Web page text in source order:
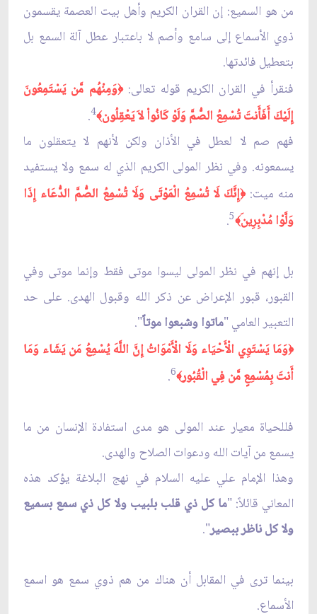
من هو السميع: إن القران الكريم وأهل بيت العصمة يقسمون
ذوي الأسماع إلى سامع وأصم لا باعتبار عطل آلة السمع بل
بتعطيل فائدتها.
فنقرأ في القران الكريم قوله تعالى:﴿وَمِنْهُم مَّن يَسْتَمِعُونَ
إِلَيْكَ أَفَأَنتَ تُسْمِعُ الصُّمَّ وَلَوْ كَانُواْ لاَ يَعْقِلُون﴾4
.
فهم صم لا لعطل في الأذان ولكن لأنهم لا يتعقلون ما
يسمعونه. وفي نظر المولى الكريم الذي له سمع ولا يستفيد
منه ميت:﴿إِنَّكَ لَا تُسْمِعُ الْمَوْتَى وَلَا تُسْمِعُ الصُّمَّ الدُّعَاء إِذَا
وَلَّوْا مُدْبِرِين﴾5
.
بل إنهم في نظر المولى ليسوا موتى فقط وإنما موتى وفي
القبور، قبور الإعراض عن ذكر الله وقبول الهدى. على حد
التعبير العامي "ماتوا وشبعوا موتاً".
﴿وَمَا يَسْتَوِي الْأَحْيَاء وَلَا الْأَمْوَاتُ إِنَّ اللَّهَ يُسْمِعُ مَن يَشَاء وَمَا
أَنتَ بِمُسْمِعٍ مَّن فِي الْقُبُور﴾6
.
فللحياة معيار عند المولى هو مدى استفادة الإنسان من ما
يسمع من آيات الله ودعوات الصلاح والهدى.
وهذا الإمام علي عليه السلام في نهج البلاغة يؤكد هذه
المعاني قائلاً: "ما كل ذي قلب بلبيب ولا كل ذي سمع بسميع
ولا كل ناظر ببصير".
بينما ترى في المقابل أن هناك من هم ذوي سمع هو اسمع
الأسماع.